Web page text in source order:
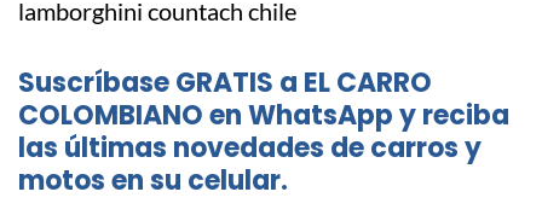
Suscríbase GRATIS a EL CARRO
COLOMBIANO en WhatsApp y reciba
las últimas novedades de carros y
motos en su celular.